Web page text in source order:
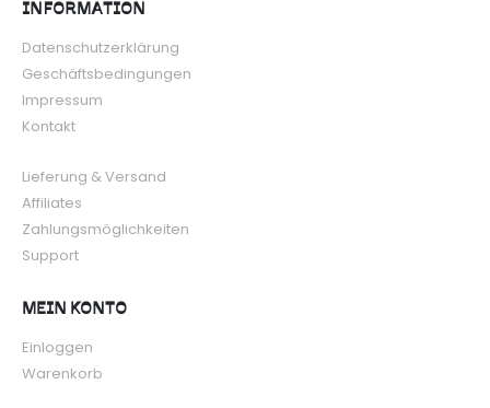
INFORMATION
Datenschutzerklärung
Geschäftsbedingungen
Impressum
Kontakt
Lieferung & Versand
Affiliates
Zahlungsmöglichkeiten
Support
MEIN KONTO
Einloggen
Warenkorb